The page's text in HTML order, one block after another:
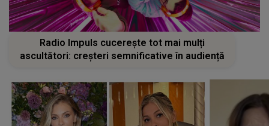
Radio Impuls cucerește tot mai mulți
ascultători: creșteri semnificative în audiență